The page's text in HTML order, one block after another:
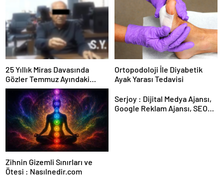
25 Yıllık Miras Davasında
Gözler Temmuz Ayındaki
Karar Duruşmasına Çevrildi
Ortopodoloji İle Diyabetik
Ayak Yarası Tedavisi
Zihnin Gizemli Sınırları ve
Ötesi : Nasılnedir.com
Serjoy : Dijital Medya Ajansı,
Google Reklam Ajansı, SEO